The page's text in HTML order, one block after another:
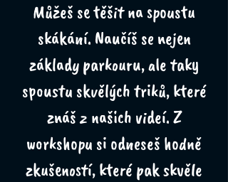
Můžeš se těšit na spoustu
skákání. Naučíš se nejen
základy parkouru, ale taky
spoustu skvělých triků, které
znáš z našich videí. Z
workshopu si odneseš hodně
zkušeností, které pak skvěle